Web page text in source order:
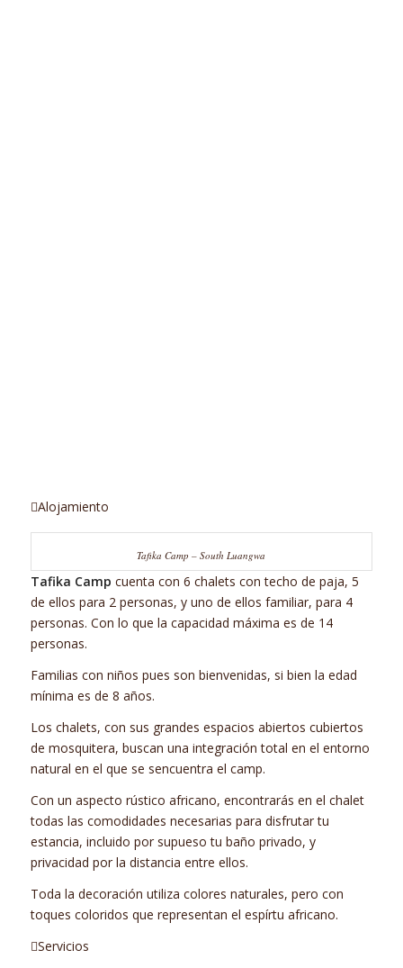
Alojamiento
Tafika Camp – South Luangwa
Tafika Camp cuenta con 6 chalets con techo de paja, 5
de ellos para 2 personas, y uno de ellos familiar, para 4
personas. Con lo que la capacidad máxima es de 14
personas.
Familias con niños pues son bienvenidas, si bien la edad
mínima es de 8 años.
Los chalets, con sus grandes espacios abiertos cubiertos
de mosquitera, buscan una integración total en el entorno
natural en el que se sencuentra el camp.
Con un aspecto rústico africano, encontrarás en el chalet
todas las comodidades necesarias para disfrutar tu
estancia, incluido por supueso tu baño privado, y
privacidad por la distancia entre ellos.
Toda la decoración utiliza colores naturales, pero con
toques coloridos que representan el espírtu africano.
Servicios